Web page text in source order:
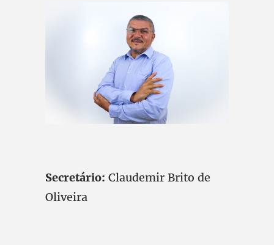
Secretário: Claudemir Brito de
Oliveira